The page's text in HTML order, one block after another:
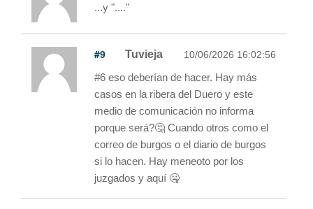
...y "...."
#9 Tuvieja 10/06/2026 16:02:56
#6 eso deberían de hacer. Hay más
casos en la ribera del Duero y este
medio de comunicación no informa
porque será?🤔 Cuando otros como el
correo de burgos o el diario de burgos
si lo hacen. Hay meneoto por los
juzgados y aquí 🤐